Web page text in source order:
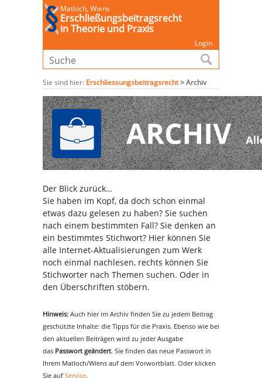
Matloch, Wiens
Erschließungsbeitragsrecht
in Theorie und Praxis
Login
Sie sind hier: Erschliessungsbeitragsrecht>Archiv
Der Blick zurück…
Sie haben im Kopf, da doch schon einmal
etwas dazu gelesen zu haben? Sie suchen
nach einem bestimmten Fall? Sie denken an
ein bestimmtes Stichwort? Hier können Sie
alle Internet-Aktualisierungen zum Werk
noch einmal nachlesen, rechts können Sie
Stichworter nach Themen suchen. Oder in
den Überschriften stöbern.
Hinweis: Auch hier im Archiv finden Sie zu jedem Beitrag
geschützte Inhalte: die Tipps für die Praxis. Ebenso wie bei
den aktuellen Beiträgen wird zu jeder Ausgabe
das Passwort geändert. Sie finden das neue Passwort in
Ihrem Matloch/Wiens auf dem Vorwortblatt. Oder klicken
Sie auf Service.